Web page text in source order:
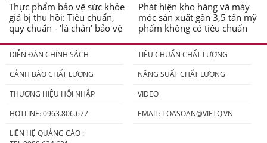
Thực phẩm bảo vệ sức khỏe
giả bị thu hồi: Tiêu chuẩn,
quy chuẩn - 'lá chắn' bảo vệ
Phát hiện kho hàng và máy
móc sản xuất gần 3,5 tấn mỹ
phẩm không có tiêu chuẩn
DIỄN ĐÀN CHÍNH SÁCH
TIÊU CHUẨN CHẤT LƯỢNG
CẢNH BÁO CHẤT LƯỢNG
NĂNG SUẤT CHẤT LƯỢNG
THƯƠNG HIỆU HỘI NHẬP
VIDEO
HOTLINE: 0963.806.677
EMAIL:TOASOAN@VIETQ.VN
LIÊN HỆ QUẢNG CÁO :